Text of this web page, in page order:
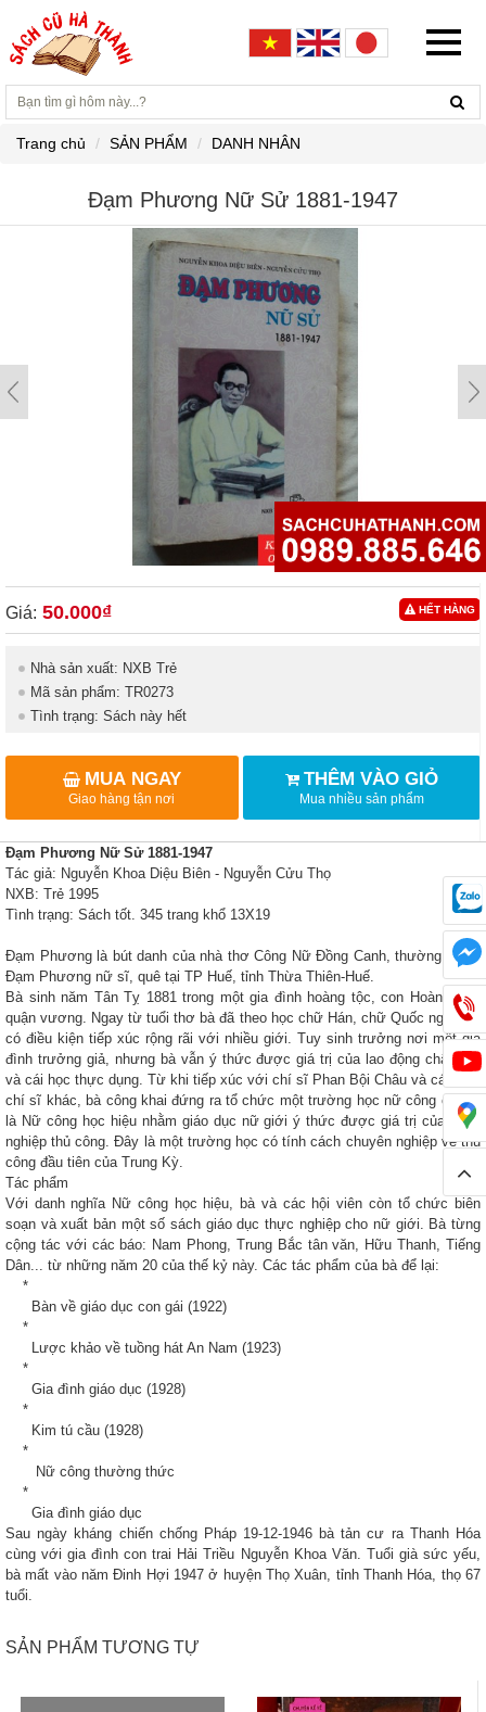
Trang chủ SẢN PHẨM DANH NHÂN
Đạm Phương Nữ Sử 1881-1947
HẾT HÀNG
Giá: 50.000₫
Nhà sản xuất: NXB Trẻ
Mã sản phẩm: TR0273
Tình trạng: Sách này hết
MUA NGAY
Giao hàng tận nơi
THÊM VÀO GIỎ
Mua nhiều sản phẩm
Đạm Phương Nữ Sử 1881-1947
Tác giả: Nguyễn Khoa Diệu Biên - Nguyễn Cửu Thọ
NXB: Trẻ 1995
Tình trạng: Sách tốt. 345 trang khổ 13X19
Đạm Phương là bút danh của nhà thơ Công Nữ Đồng Canh, thường gọi là
Đạm Phương nữ sĩ, quê tại TP Huế, tỉnh Thừa Thiên-Huế.
Bà sinh năm Tân Tỵ 1881 trong một gia đình hoàng tộc, con Hoàng Hóa
quận vương. Ngay từ tuổi thơ bà đã theo học chữ Hán, chữ Quốc ngữ nên
có điều kiện tiếp xúc rộng rãi với nhiều giới. Tuy sinh trưởng nơi một gia
đình trưởng giả, nhưng bà vẫn ý thức được giá trị của lao động chân tay
và cái học thực dụng. Từ khi tiếp xúc với chí sĩ Phan Bội Châu và các bậc
chí sĩ khác, bà công khai đứng ra tổ chức một trường học nữ công có tên
là Nữ công học hiệu nhằm giáo dục nữ giới ý thức được giá trị của nghề
nghiệp thủ công. Đây là một trường học có tính cách chuyên nghiệp về thủ
công đầu tiên của Trung Kỳ.
Tác phẩm
Với danh nghĩa Nữ công học hiệu, bà và các hội viên còn tổ chức biên
soạn và xuất bản một số sách giáo dục thực nghiệp cho nữ giới. Bà từng
cộng tác với các báo: Nam Phong, Trung Bắc tân văn, Hữu Thanh, Tiếng
Dân... từ những năm 20 của thế kỷ này. Các tác phẩm của bà để lại:
*
Bàn về giáo dục con gái (1922)
*
Lược khảo về tuồng hát An Nam (1923)
*
Gia đình giáo dục (1928)
*
Kim tú cầu (1928)
*
Nữ công thường thức
*
Gia đình giáo dục
Sau ngày kháng chiến chống Pháp 19-12-1946 bà tản cư ra Thanh Hóa
cùng với gia đình con trai Hải Triều Nguyễn Khoa Văn. Tuổi già sức yếu,
bà mất vào năm Đinh Hợi 1947 ở huyện Thọ Xuân, tỉnh Thanh Hóa, thọ 67
tuổi.
SẢN PHẨM TƯƠNG TỰ